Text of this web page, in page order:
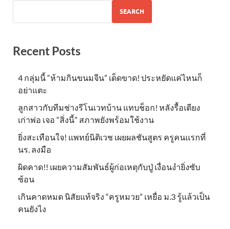
SEARCH
Recent Posts
4 กลุ่มนี้ “ห้ามกินขนมจีน” เด็ดขาด! ประหยัดแค่ไหนก็
อย่าแตะ
ลูกสาวกับทีมช่างรีโนเวทบ้าน แทบช็อก! หลังรื้อเตียง
เก่าพ่อ เจอ “สิ่งนี้” สภาพยังพร้อมใช้งาน
ยิ่งสะเทือนใจ! แพทย์นิติเวช เผยผลชันสูตร ครูคนเเรกที่
นร. ลงมือ
ผิดคาด!! เผยความสัมพันธ์ผู้ก่อเหตุกับปู่ เงื่อนงำยิ่งซับ
ซ้อน
เกินคาดหมด นิสัยแท้จริง “ครูหมวย” เหยื่อ ม.3 รู้แล้วเป็น
คนยังไง